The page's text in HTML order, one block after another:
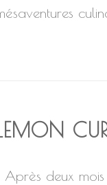
deux mois